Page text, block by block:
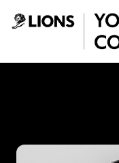
Saltar al contenido